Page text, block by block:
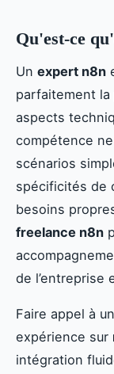
Qu'est-ce
Un expert n8n
parfaitement
aspects
compétence
scénarios
spécificités de
besoins
freelance n8n
de l’entreprise
Faire appel à un
expérience sur
intégration